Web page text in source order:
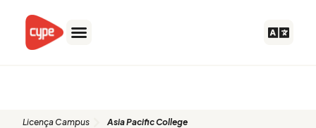
content
Licença Campus Asia Pacific College